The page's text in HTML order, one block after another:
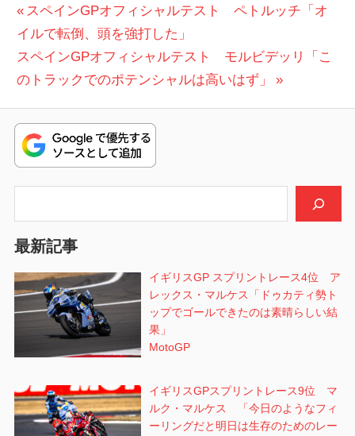
投
稿
ナ
ビ
ゲ
ー
ン
前
の
投
稿:
スペインGPオフィシャルテスト ペトルッチ「オ
イルで転倒、頭を強打した」
次
の
稿:
スペインGPオフィシャルテスト モルビデッリ「こ
のトラックでのポテンシャルは高いはず」
最新記事
イギリスGP スプリントレース4位 ア
レックス・マルケス「ドゥカティ勢ト
ップでゴールできたのは素晴らしい結
果」
MotoGP
イギリスGPスプリントレース9位 マ
ルク・マルケス 「今日のようなフィ
ーリングだと明日は生存のためのレー